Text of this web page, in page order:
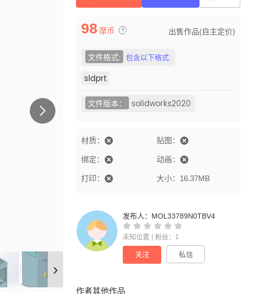
›
98 摩币 出售作品(自主定价)
文件格式: 包含以下格式:
sldprt
文件版本： solidworks2020
材质： 贴图：
绑定： 动画：
打印： 大小：16.37MB
发布人： MOL33789N0TBV4
未知位置 | 粉丝：1
关注 私信
作者其他作品